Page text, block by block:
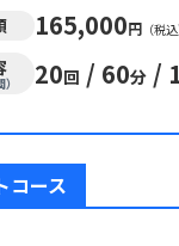
165,000円 （税込
20回 / 60分 /
コース